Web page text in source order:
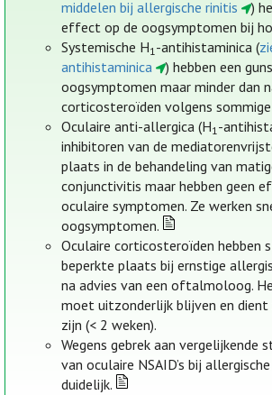
middelen bij allergische rinitis
)
effect op de oogsymptomen bij
Systemische H1-antihistaminica (
antihistaminica
) hebben een
oogsymptomen maar minder dan
corticosteroïden volgens
Oculaire anti-allergica (H1-
inhibitoren van de
plaats in de behandeling van
conjunctivitis maar hebben geen
oculaire symptomen. Ze werken
oogsymptomen.
Oculaire corticosteroïden hebben
beperkte plaats bij ernstige
na advies van een oftalmoloog.
moet uitzonderlijk blijven en
zijn (< 2 weken).
Wegens gebrek aan vergelijkende
van oculaire NSAID’s bij
duidelijk.